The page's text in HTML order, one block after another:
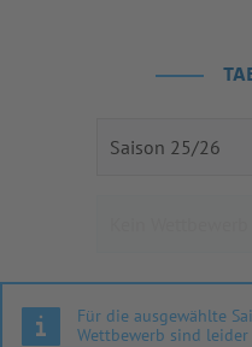
Für die ausgewählte
Wettbewerb sind